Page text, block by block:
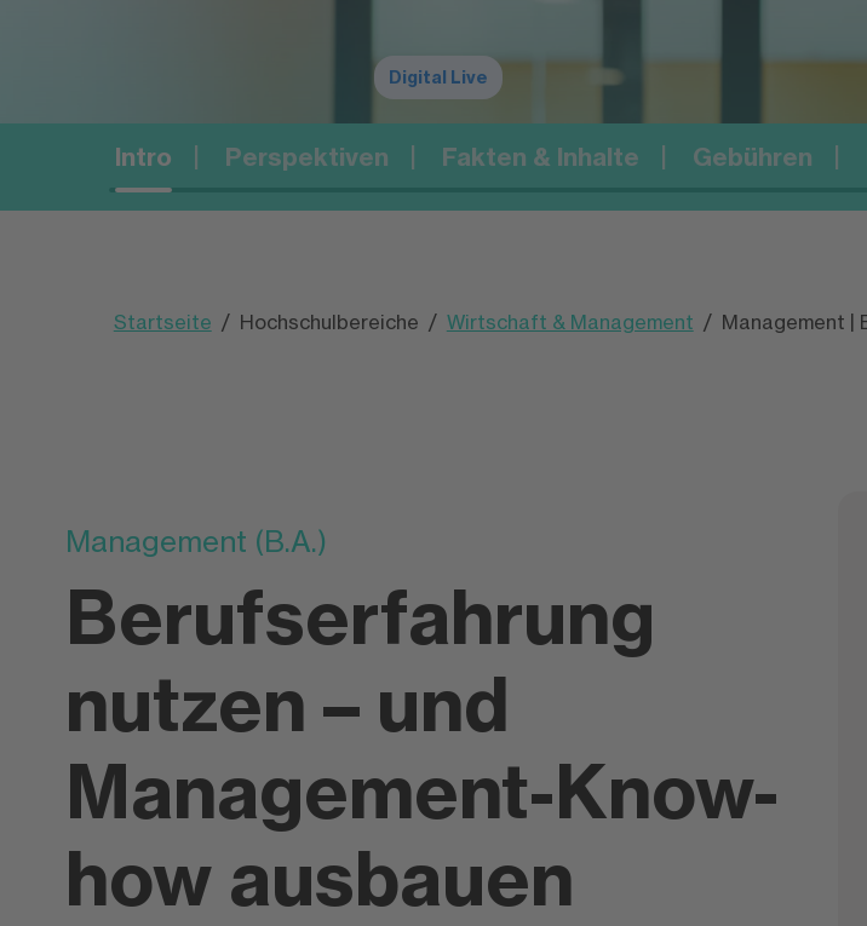
Digital Live
Intro Perspektiven Fakten & Inhalte Gebühren
Startseite Hochschulbereiche Wirtschaft & Management Management |
Management (B.A.)
Berufserfahrung
nutzen – und
Management-Know-
how ausbauen